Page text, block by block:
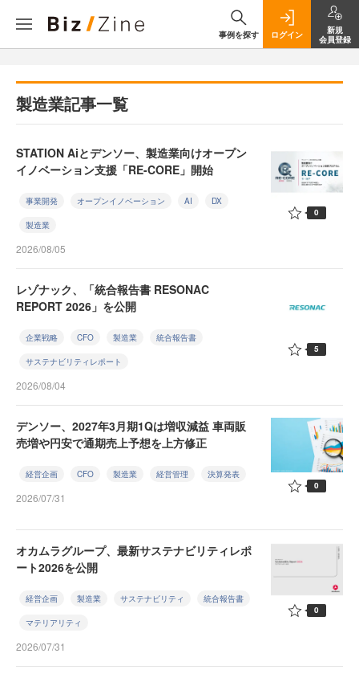
事例を探す ログイン
新規
会員登録
製造業記事一覧
STATION Aiとデンソー、製造業向けオープン
イノベーション支援「RE-CORE」開始
事業開発 オープンイノベーション AI DX
製造業
2026/08/05
0
レゾナック、「統合報告書 RESONAC
REPORT 2026」を公開
企業戦略 CFO 製造業 統合報告書
サステナビリティレポート
2026/08/04
5
デンソー、2027年3月期1Qは増収減益 車両販
売増や円安で通期売上予想を上方修正
経営企画 CFO 製造業 経営管理 決算発表
2026/07/31
0
オカムラグループ、最新サステナビリティレポ
ート2026を公開
経営企画 製造業 サステナビリティ 統合報告書
マテリアリティ
2026/07/31
0